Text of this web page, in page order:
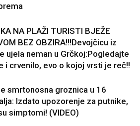
NA PLAŽI TURISTI BJEŽE
BEZ OBZIRA!!!Devojčicu iz
ujela neman u Grčkoj:Pogledajte
i crvenilo, evo o kojoj vrsti je reč!!
smrtonosna groznica u 16
Izdato upozorenje za putnike,
simptomi! (VIDEO)